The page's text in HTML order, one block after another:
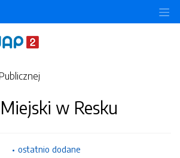
w Resku
ostatnio dodane